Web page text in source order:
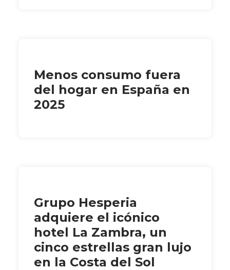
Menos consumo fuera
del hogar en España en
2025
Grupo Hesperia
adquiere el icónico
hotel La Zambra, un
cinco estrellas gran lujo
en la Costa del Sol